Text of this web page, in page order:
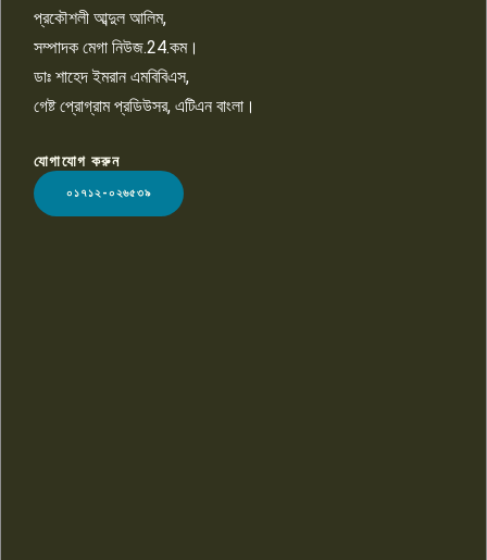
LOGO
প্রকৌশলী আব্দুল আলিম,
সম্পাদক মেগা নিউজ.24.কম।
ডাঃ শাহেদ ইমরান এমবিবিএস,
গেষ্ট প্রোগ্রাম প্রডিউসর, এটিএন বাংলা।
যোগাযোগ করুন
০১৭১২-০২৬৫৩৯